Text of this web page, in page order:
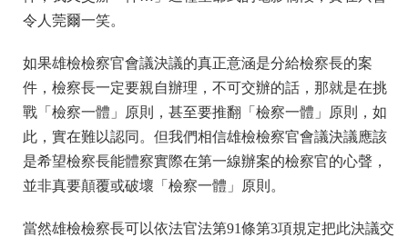
令人莞爾一笑。
如果雄檢檢察官會議決議的真正意涵是分給檢察長的案
件，檢察長一定要親自辦理，不可交辦的話，那就是在挑
戰「檢察一體」原則，甚至要推翻「檢察一體」原則，如
此，實在難以認同。但我們相信雄檢檢察官會議決議應該
是希望檢察長能體察實際在第一線辦案的檢察官的心聲，
並非真要顛覆或破壞「檢察一體」原則。
當然雄檢檢察長可以依法官法第91條第3項規定把此決議交